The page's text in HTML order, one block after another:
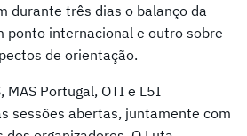
durante três dias o balanço da
ponto internacional e outro sobre
de orientação.
MAS Portugal, OTI e L5I
sessões abertas, juntamente com